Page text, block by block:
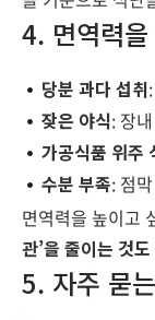
4. 면역력
당분 과다 섭취
잦은 야식: 장
가공식품 위주
수분 부족: 점
면역력을 높이고
관’을 줄이는 것
5. 자주 묻